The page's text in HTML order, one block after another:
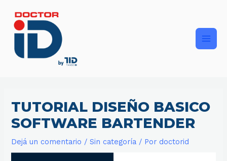
contenido
TUTORIAL DISEÑO BASICO
SOFTWARE BARTENDER
Dejá un comentario /Sin categoría / Por doctorid